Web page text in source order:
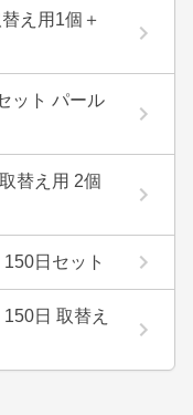
え用1個＋
ット パール
替え用 2個
日セット
日 取替え